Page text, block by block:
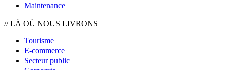
Maintenance
//LÀ OÙ NOUS LIVRONS
Tourisme
E-commerce
Secteur public